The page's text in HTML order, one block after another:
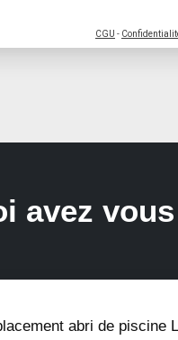
CGU -
avez
abri de piscine